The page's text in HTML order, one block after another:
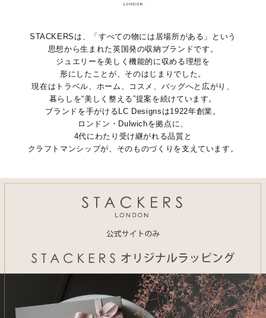
STACKERSは、「すべての物には居場所がある」という
思想から生まれた英国発の収納ブランドです。
ジュエリーを美しく機能的に収める理想を
形にしたことが、そのはじまりでした。
現在はトラベル、ホーム、コスメ、バッグへと広がり、
暮らしを“美しく整える”提案を続けています。
ブランドを手がけるLC Designsは1922年創業。
ロンドン・Dulwichを拠点に、
4代にわたり受け継がれる品質と
クラフトマンシップが、そのものづくりを支えています。